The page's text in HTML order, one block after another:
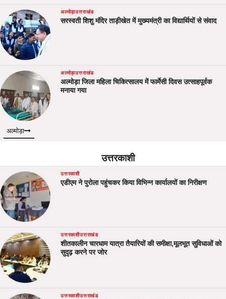
अल्मोड़ाउत्तराखंड
सरस्वती शिशु मंदिर ताड़ीखेत में मुख्यमंत्री का विद्यार्थियों से संवाद
अल्मोड़ाउत्तराखंड
अल्मोड़ा जिला महिला चिकित्सालय में फार्मेसी दिवस उत्साहपूर्वक
मनाया गया
अल्मोड़ा
उत्तरकाशी
उत्तरकाशी
एडीएम ने पुरोला पहुंचकर किया विभिन्न कार्यालयों का निरीक्षण
उत्तरकाशीउत्तराखंड
शीतकालीन चारधाम यात्रा तैयारियों की समीक्षा,मूलभूत सुविधाओं को
सुदृढ़ करने पर जोर
उत्तरकाशीउत्तराखंड